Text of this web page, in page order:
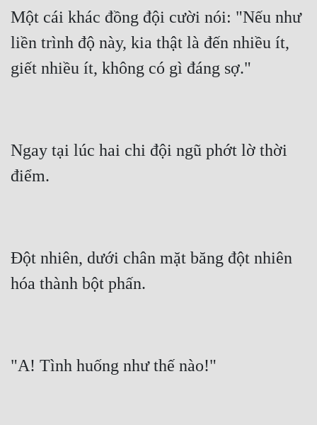
Một cái khác đồng đội cười nói: "Nếu như
liền trình độ này, kia thật là đến nhiều ít,
giết nhiều ít, không có gì đáng sợ."
Ngay tại lúc hai chi đội ngũ phớt lờ thời
điểm.
Đột nhiên, dưới chân mặt băng đột nhiên
hóa thành bột phấn.
"A! Tình huống như thế nào!"